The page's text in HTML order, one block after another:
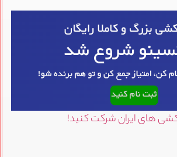
های ایران شرکت کنید!